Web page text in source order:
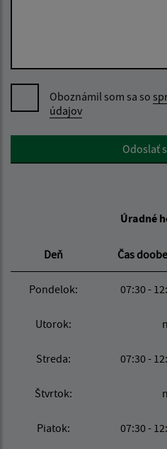
Oboznámil som sa so
údajov
Google reCaptcha ResponseOdoslať
Úradné
Deň Čas
Pondelok: 07:30 -
Utorok:
Streda: 07:30 -
Štvrtok:
Piatok: 07:30 -